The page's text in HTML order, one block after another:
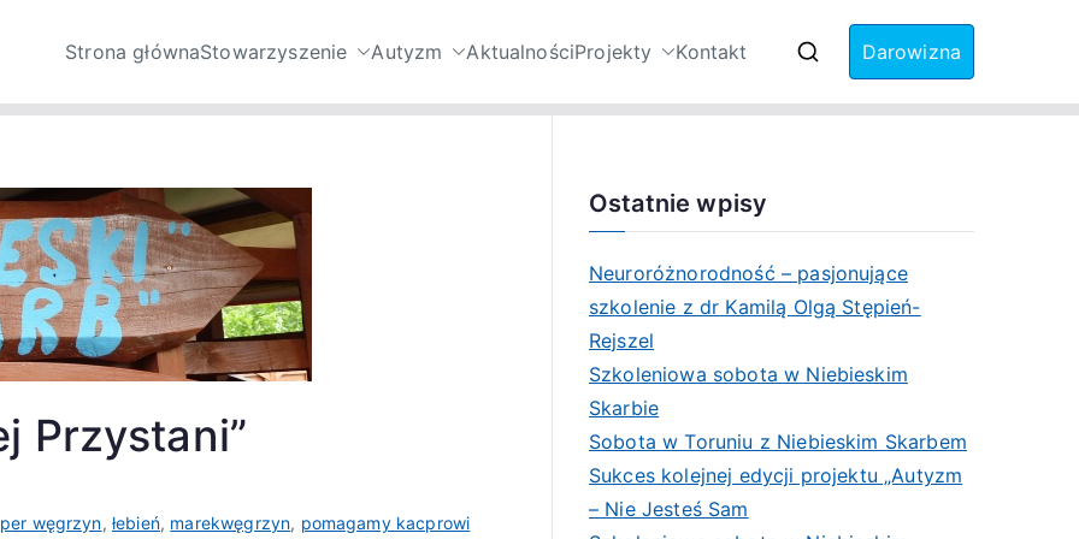
Niebieski Skarb – Zaburzenia ze
ze spektrum autyzmu oraz ich opiekunów.
Strona głównaStowarzyszenie Autyzm AktualnościProjekty Kontakt Darowizna
Przystani”
węgrzyn, łebień, marekwęgrzyn, pomagamy kacprowi
Ostatnie wpisy
Neuroróżnorodność – pasjonujące
szkolenie z dr Kamilą Olgą Stępień-
Rejszel
Szkoleniowa sobota w Niebieskim
Skarbie
Sobota w Toruniu z Niebieskim Skarbem
Sukces kolejnej edycji projektu „Autyzm
– Nie Jesteś Sam